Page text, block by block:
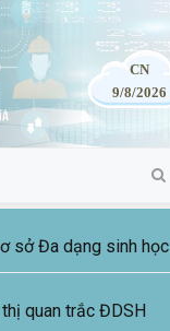
CN
9/8/2026
sở Đa dạng sinh học
quan trắc ĐDSH